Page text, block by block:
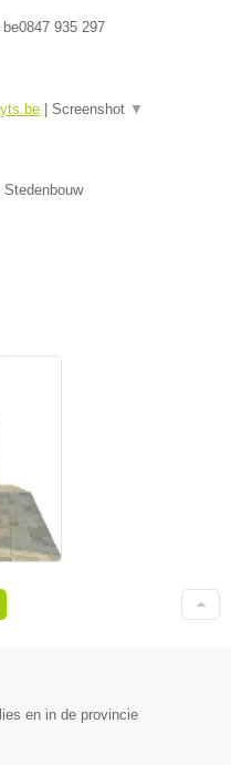
be0847 935 297
| Screenshot ▼
en in de provincie